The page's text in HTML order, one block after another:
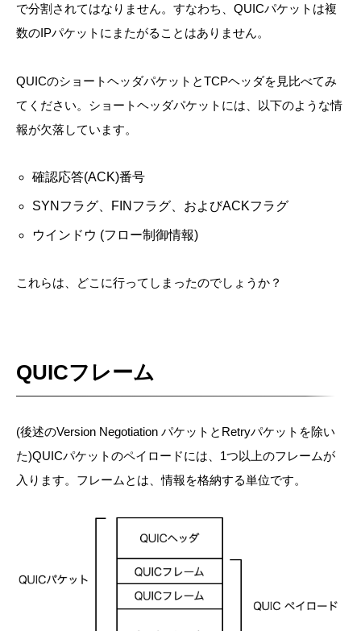
で分割されてはなりません。すなわち、QUICパケットは複
数のIPパケットにまたがることはありません。
QUICのショートヘッダパケットとTCPヘッダを見比べてみ
てください。ショートヘッダパケットには、以下のような情
報が欠落しています。
確認応答(ACK)番号
SYNフラグ、FINフラグ、およびACKフラグ
ウインドウ (フロー制御情報)
これらは、どこに行ってしまったのでしょうか？
QUICフレーム
(後述のVersion Negotiation パケットとRetryパケットを除い
た)QUICパケットのペイロードには、1つ以上のフレームが
入ります。フレームとは、情報を格納する単位です。